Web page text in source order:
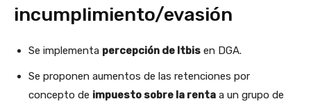
incumplimiento/evasión
Se implementa percepción de Itbis en DGA.
Se proponen aumentos de las retenciones por
concepto de impuesto sobre la renta a un grupo de